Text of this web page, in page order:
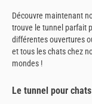
Découvre maintenant
trouve le tunnel parfait
différentes ouvertures
et tous les chats chez
mondes !
Le tunnel pour